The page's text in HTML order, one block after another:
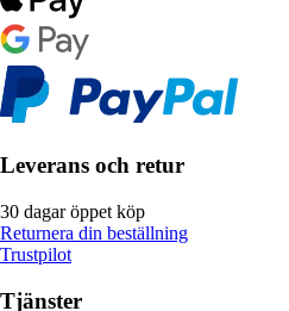
Leverans och retur
30 dagar öppet köp
Returnera din beställning
Trustpilot
Tjänster